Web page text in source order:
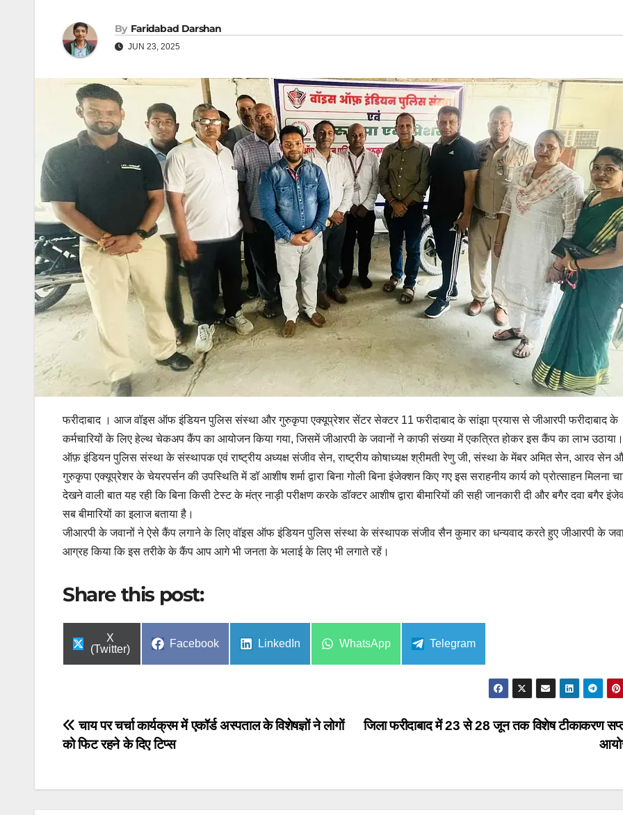
By Faridabad Darshan
JUN 23, 2025
फरीदाबाद । आज वॉइस ऑफ इंडियन पुलिस संस्था और गुरुकृपा एक्यूप्रेशर सेंटर सेक्टर 11 फरीदाबाद के सांझा प्रयास से जीआरपी फरीदाबाद के
कर्मचारियों के लिए हेल्थ चेकअप कैंप का आयोजन किया गया, जिसमें जीआरपी के जवानों ने काफी संख्या में एकत्रित होकर इस कैंप का लाभ
ऑफ़ इंडियन पुलिस संस्था के संस्थापक एवं राष्ट्रीय अध्यक्ष संजीव सेन, राष्ट्रीय कोषाध्यक्ष श्रीमती रेणु जी, संस्था के मेंबर अमित सेन, आरव सेन
गुरुकृपा एक्यूप्रेशर के चेयरपर्सन की उपस्थिति में डॉ आशीष शर्मा द्वारा बिना गोली बिना इंजेक्शन किए गए इस सराहनीय कार्य को प्रोत्साहन मिलना
देखने वाली बात यह रही कि बिना किसी टेस्ट के मंत्र नाड़ी परीक्षण करके डॉक्टर आशीष द्वारा बीमारियों की सही जानकारी दी और बगैर दवा बगैर
सब बीमारियों का इलाज बताया है।
जीआरपी के जवानों ने ऐसे कैंप लगाने के लिए वॉइस ऑफ इंडियन पुलिस संस्था के संस्थापक संजीव सैन कुमार का धन्यवाद करते हुए जीआरपी के
आग्रह किया कि इस तरीके के कैंप आप आगे भी जनता के भलाई के लिए भी लगाते रहें।
Share this post:
Share
on
X
(Twitter)
Share
Facebook
Share
LinkedIn
Share
WhatsApp
Share
Telegram
Post
navigation
जिला फरीदाबाद में 23 से 28 जून तक विशेष टीकाकरण
चाय पर चर्चा कार्यक्रम में एकॉर्ड अस्पताल के विशेषज्ञों ने लोगों
को फिट रहने के दिए टिप्स